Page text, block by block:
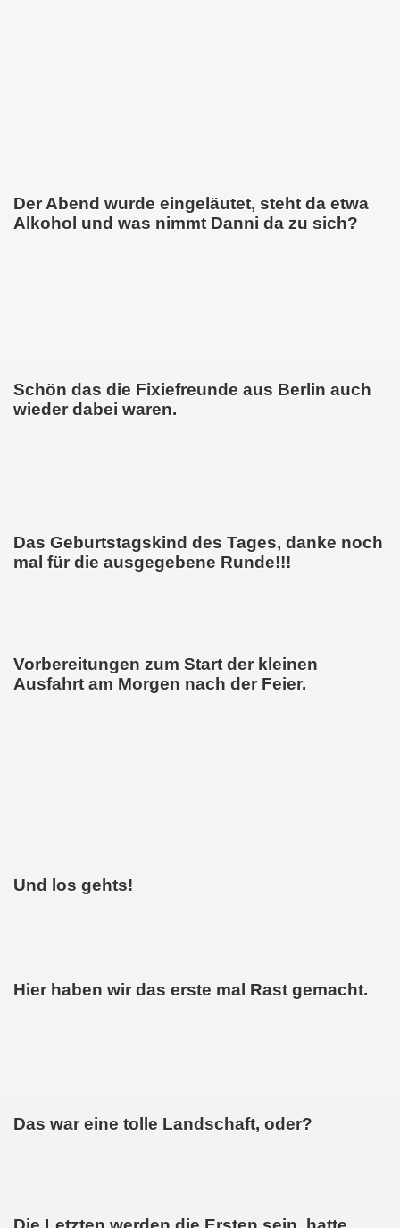
Der Abend wurde eingeläutet, steht da etwa
Alkohol und was nimmt Danni da zu sich?
Schön das die Fixiefreunde aus Berlin auch
wieder dabei waren.
Das Geburtstagskind des Tages, danke noch
mal für die ausgegebene Runde!!!
Vorbereitungen zum Start der kleinen
Ausfahrt am Morgen nach der Feier.
Und los gehts!
Hier haben wir das erste mal Rast gemacht.
Das war eine tolle Landschaft, oder?